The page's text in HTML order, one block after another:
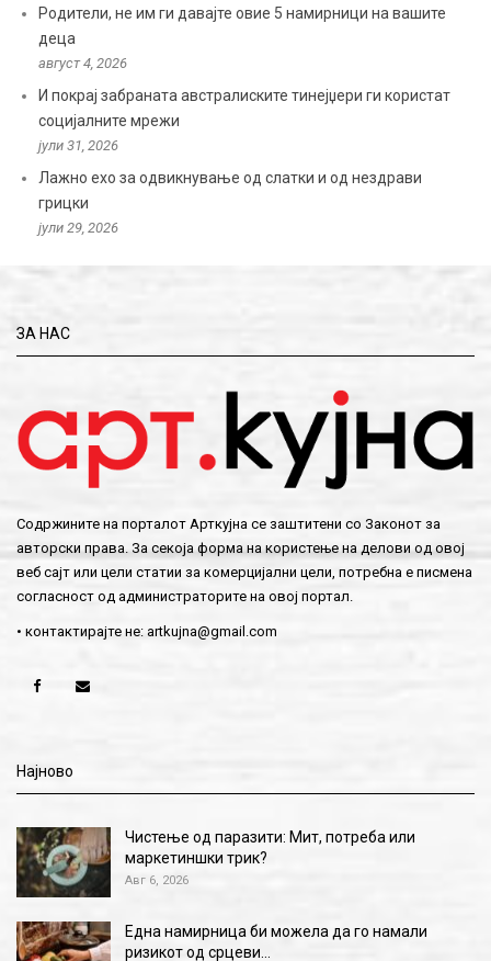
Родители, не им ги давајте овие 5 намирници на вашите
деца
август 4, 2026
И покрај забраната австралиските тинејџери ги користат
социјалните мрежи
јули 31, 2026
Лажно ехо за одвикнување од слатки и од нездрави
грицки
јули 29, 2026
ЗА НАС
Содржините на порталот Арткујна се заштитени со Законот за
авторски права. За секоја форма на користење на делови од овој
веб сајт или цели статии за комерцијални цели, потребна е писмена
согласност од администраторите на овој портал.
• контактирајте не: artkujna@gmail.com
Најново
Чистење од паразити: Мит, потреба или
маркетиншки трик?
Авг 6, 2026
Една намирница би можела да го намали
ризикот од срцеви…